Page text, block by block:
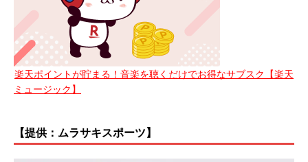
楽天ポイントが貯まる！音楽を聴くだけでお得なサブスク【楽天
ミュージック】
【提供：ムラサキスポーツ】